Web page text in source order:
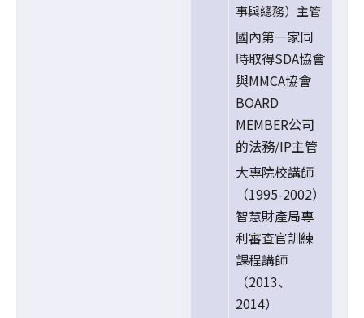
事與總務）主管
國內第一家同
時取得SDA協會
與MMCA協會
BOARD
MEMBER公司
的法務/IP主管
大專院校講師
（1995-2002）
智慧財產局專
利審查官訓練
課程講師
（2013、
2014）